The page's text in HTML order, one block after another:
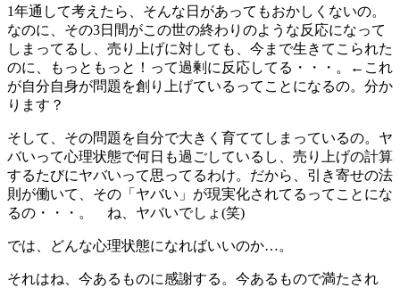
1年通して考えたら、そんな日があってもおかしくないの。
なのに、その3日間がこの世の終わりのような反応になって
しまってるし、売り上げに対しても、今まで生きてこられた
のに、もっともっと！って過剰に反応してる・・・。←これ
が自分自身が問題を創り上げているってことになるの。分か
ります？
そして、その問題を自分で大きく育ててしまっているの。ヤ
バいって心理状態で何日も過ごしているし、売り上げの計算
するたびにヤバいって思ってるわけ。だから、引き寄せの法
則が働いて、その「ヤバい」が現実化されてるってことにな
るの・・・。 ね、ヤバいでしょ(笑)
では、どんな心理状態になればいいのか…。
それはね、今あるものに感謝する。今あるもので満たされ